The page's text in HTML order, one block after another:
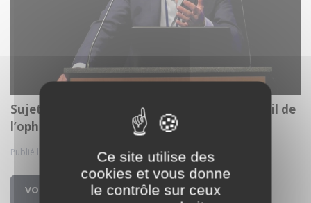
Sujets qui dérangent - Le dépistage relève-t-il de
l’ophtalmo ?
Publié le 10 juil. 2024
VOIR
Ce site utilise des
cookies et vous donne
le contrôle sur ceux